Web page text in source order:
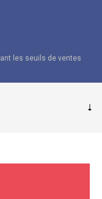
les seuils de ventes